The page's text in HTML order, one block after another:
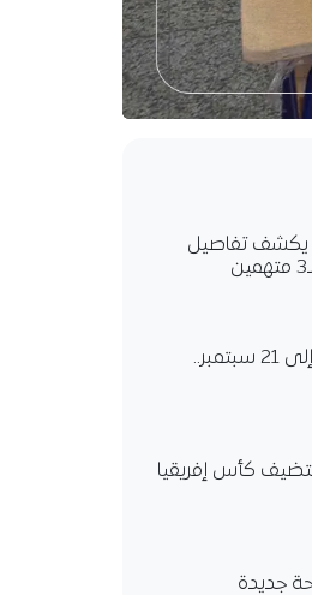
يكشف تفاصيل
تأجيل الدخول المدرسي إلى 21 سبتمبر..
كأس إفريقيا
جديدة